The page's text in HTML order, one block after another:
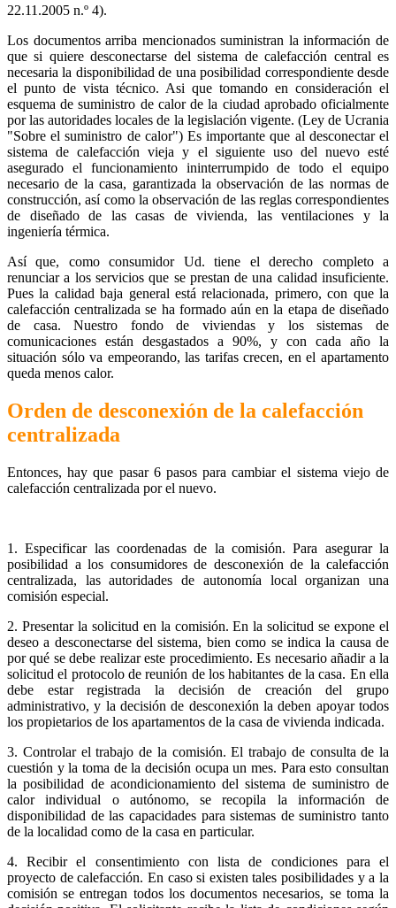
22.11.2005 n.º 4).
Los documentos arriba mencionados suministran la información de
que si quiere desconectarse del sistema de calefacción central es
necesaria la disponibilidad de una posibilidad correspondiente desde
el punto de vista técnico. Asi que tomando en consideración el
esquema de suministro de calor de la ciudad aprobado oficialmente
por las autoridades locales de la legislación vigente. (Ley de Ucrania
"Sobre el suministro de calor") Es importante que al desconectar el
sistema de calefacción vieja y el siguiente uso del nuevo esté
asegurado el funcionamiento ininterrumpido de todo el equipo
necesario de la casa, garantizada la observación de las normas de
construcción, así como la observación de las reglas correspondientes
de diseñado de las casas de vivienda, las ventilaciones y la
ingeniería térmica.
Así que, como consumidor Ud. tiene el derecho completo a
renunciar a los servicios que se prestan de una calidad insuficiente.
Pues la calidad baja general está relacionada, primero, con que la
calefacción centralizada se ha formado aún en la etapa de diseñado
de casa. Nuestro fondo de viviendas y los sistemas de
comunicaciones están desgastados a 90%, y con cada año la
situación sólo va empeorando, las tarifas crecen, en el apartamento
queda menos calor.
Orden de desconexión de la calefacción
centralizada
Entonces, hay que pasar 6 pasos para cambiar el sistema viejo de
calefacción centralizada por el nuevo.
1. Especificar las coordenadas de la comisión. Para asegurar la
posibilidad a los consumidores de desconexión de la calefacción
centralizada, las autoridades de autonomía local organizan una
comisión especial.
2. Presentar la solicitud en la comisión. En la solicitud se expone el
deseo a desconectarse del sistema, bien como se indica la causa de
por qué se debe realizar este procedimiento. Es necesario añadir a la
solicitud el protocolo de reunión de los habitantes de la casa. En ella
debe estar registrada la decisión de creación del grupo
administrativo, y la decisión de desconexión la deben apoyar todos
los propietarios de los apartamentos de la casa de vivienda indicada.
3. Controlar el trabajo de la comisión. El trabajo de consulta de la
cuestión y la toma de la decisión ocupa un mes. Para esto consultan
la posibilidad de acondicionamiento del sistema de suministro de
calor individual o autónomo, se recopila la información de
disponibilidad de las capacidades para sistemas de suministro tanto
de la localidad como de la casa en particular.
4. Recibir el consentimiento con lista de condiciones para el
proyecto de calefacción. En caso si existen tales posibilidades y a la
comisión se entregan todos los documentos necesarios, se toma la